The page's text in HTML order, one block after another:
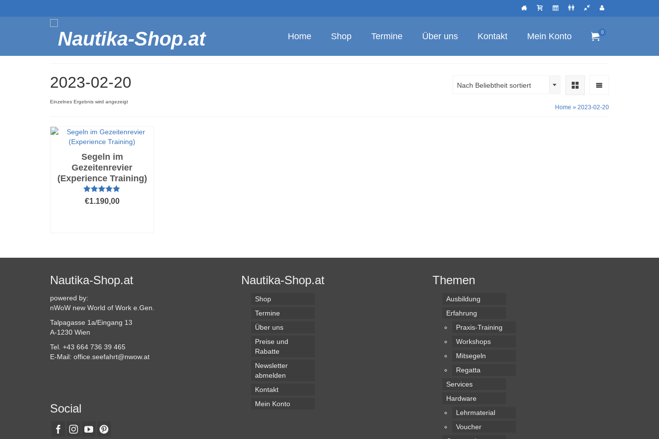
Home Shop Termine Über uns Kontakt Mein Konto 0
2023-02-20
Einzelnes Ergebnis wird angezeigt
Nach Beliebtheit sortiert
Home » 2023-02-20
Segeln im
Gezeitenrevier
(Experience Training)
Bewertet mit
5.00von 5
€1.190,00
weist
Varianten
auf.
Optionen
auf
Produktseite
gewählt
Nautika-Shop.at
powered by:
nWoW new World of Work e.Gen.
Talpagasse 1a/Eingang 13
A-1230 Wien
Tel. +43 664 736 39 465
E-Mail: office.seefahrt@nwow.at
Social
Nautika-Shop.at
Shop
Termine
Über uns
Preise und
Rabatte
Newsletter
abmelden
Kontakt
Mein Konto
Themen
Ausbildung
Erfahrung
Praxis-Training
Workshops
Mitsegeln
Regatta
Services
Hardware
Lehrmaterial
Voucher